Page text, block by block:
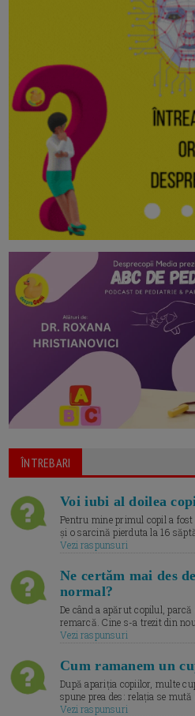
ÎNTREBARI
Voi iubi al doilea
Pentru mine primul copil a
și o sarcină pierduta la 16
Vezi raspunsuri
Ne certăm mai des
normal?
De când a apărut copilul,
remarcă. Cine s-a trezit din
Vezi raspunsuri
Cum ramanem un
După apariția copiilor, multe
spune prea des: relația se
Vezi raspunsuri